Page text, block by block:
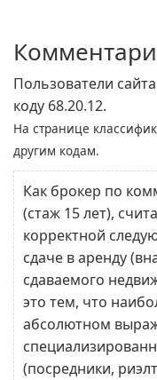
Пользователи
коду 68.20.12.
На странице
другим кодам.
Как брокер по
(стаж 15 лет),
корректной
сдаче в аренду
сдаваемого
это тем, что
абсолютном
(посредники,